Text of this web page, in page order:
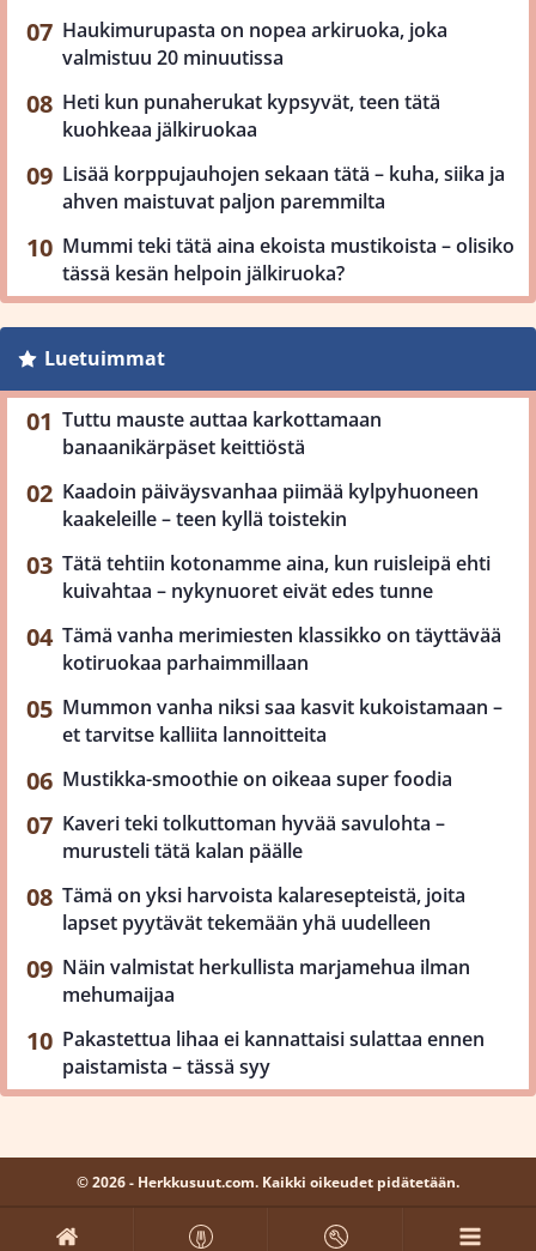
Haukimurupasta on nopea arkiruoka, joka
valmistuu 20 minuutissa
Heti kun punaherukat kypsyvät, teen tätä
kuohkeaa jälkiruokaa
Lisää korppujauhojen sekaan tätä – kuha, siika ja
ahven maistuvat paljon paremmilta
Mummi teki tätä aina ekoista mustikoista – olisiko
tässä kesän helpoin jälkiruoka?
Luetuimmat
Tuttu mauste auttaa karkottamaan
banaanikärpäset keittiöstä
Kaadoin päiväysvanhaa piimää kylpyhuoneen
kaakeleille – teen kyllä toistekin
Tätä tehtiin kotonamme aina, kun ruisleipä ehti
kuivahtaa – nykynuoret eivät edes tunne
Tämä vanha merimiesten klassikko on täyttävää
kotiruokaa parhaimmillaan
Mummon vanha niksi saa kasvit kukoistamaan –
et tarvitse kalliita lannoitteita
Mustikka-smoothie on oikeaa super foodia
Kaveri teki tolkuttoman hyvää savulohta –
murusteli tätä kalan päälle
Tämä on yksi harvoista kalaresepteistä, joita
lapset pyytävät tekemään yhä uudelleen
Näin valmistat herkullista marjamehua ilman
mehumaijaa
Pakastettua lihaa ei kannattaisi sulattaa ennen
paistamista – tässä syy
© 2026 - Herkkusuut.com. Kaikki oikeudet pidätetään.